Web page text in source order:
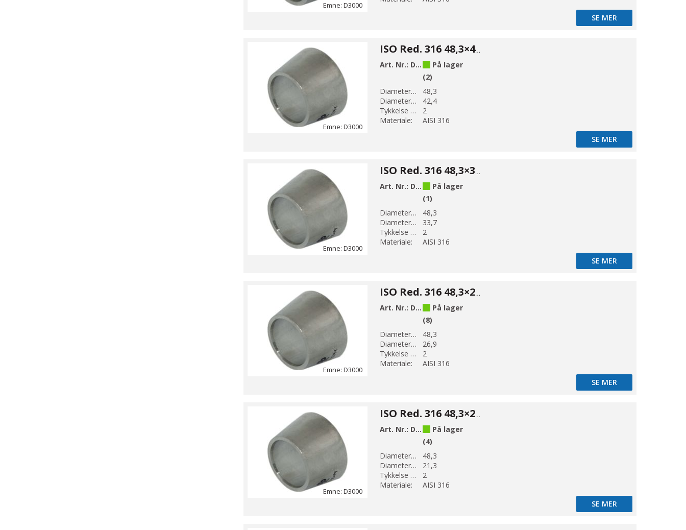
Emne: D3000
SE MER
Emne: D3000
ISO Red. 316 48,3×42,4*2
Art. Nr.: D3008
På lager
(2)
Diameter 1 (mm):
48,3
Diameter 2 (mm):
42,4
Tykkelse (mm):
2
Materiale:
AISI 316
SE MER
Emne: D3000
ISO Red. 316 48,3×33,7*2
Art. Nr.: D3009
På lager
(1)
Diameter 1 (mm):
48,3
Diameter 2 (mm):
33,7
Tykkelse (mm):
2
Materiale:
AISI 316
SE MER
Emne: D3000
ISO Red. 316 48,3×26,9*2
Art. Nr.: D3010
På lager
(8)
Diameter 1 (mm):
48,3
Diameter 2 (mm):
26,9
Tykkelse (mm):
2
Materiale:
AISI 316
SE MER
Emne: D3000
ISO Red. 316 48,3×21,3*2
Art. Nr.: D3011
På lager
(4)
Diameter 1 (mm):
48,3
Diameter 2 (mm):
21,3
Tykkelse (mm):
2
Materiale:
AISI 316
SE MER